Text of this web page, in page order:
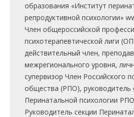
образования «Институт
репродуктивной психологии»
Член общероссийской
психотерапевтической лиги
действительный член,
межрегионального уровня,
супервизор Член Российского
общества (РПО), руководитель
Перинатальной психологии
Руководитель секции